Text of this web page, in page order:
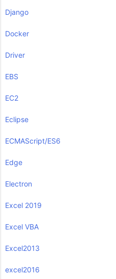
Django
Docker
Driver
EBS
EC2
Eclipse
ECMAScript/ES6
Edge
Electron
Excel 2019
Excel VBA
Excel2013
excel2016